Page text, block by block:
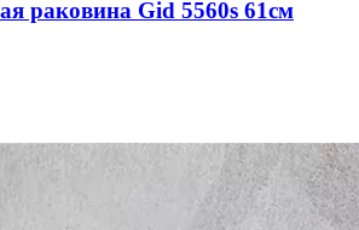
раковина Gid 5560s 61см